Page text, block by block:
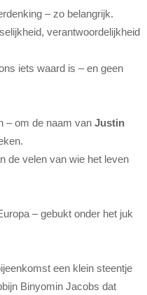
– zo belangrijk.
verantwoordelijkheid
iets waard is – en geen
– om de naam van Justin
de velen van wie het leven
– gebukt onder het juk
een klein steentje
Binyomin Jacobs dat